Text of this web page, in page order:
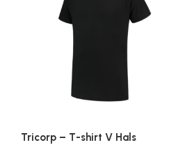
Tricorp – T-shirt V Hals